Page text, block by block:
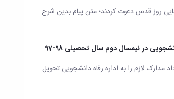
روز قدس دعوت کردند؛ متن پیام بدین شرح
در نیمسال دوم سال تحصیلی 98-97
متقاضی ضمن ثبت درخواست وام در پورتال دانشجویی، حداکثر تا تاریخ 25 خرداد مدارک لازم را به اداره رفاه دانشجویی تحویل